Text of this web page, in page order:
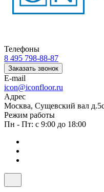
Телефоны
8 495 798-88-87
Заказать звонок
E-mail
icon@iconfloor.ru
Адрес
Москва, Сущевский вал
Режим работы
Пн - Пт: с 9:00 до 18:00